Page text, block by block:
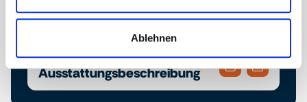
Ablehnen
Broschüre
Bau- und
Ausstattungsbeschreibung